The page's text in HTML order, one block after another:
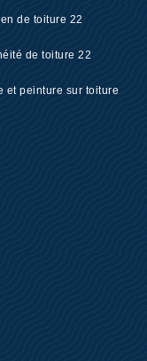
de toiture 22
de toiture 22
et peinture sur toiture